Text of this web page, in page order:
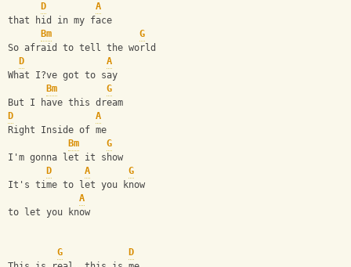
D
A
that hid in my face
Bm
G
So afraid to tell the world
D
A
What I?ve got to say
Bm
G
But I have this dream
D
A
Right Inside of me
Bm
G
I'm gonna let it show
D
A
G
It's time to let you know
A
to let you know
G
D